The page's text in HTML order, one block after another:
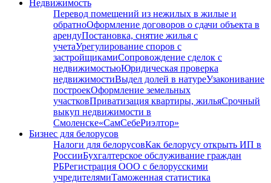
Недвижимость
Перевод помещений из нежилых в жилые и
обратноОформление договоров о сдачи объекта в
арендуПостановка, снятие жилья с
учетаУрегулирование споров с
застройщикамиСопровождение сделок с
недвижимостьюЮридическая проверка
недвижимостиВыдел долей в натуреУзаконивание
построекОформление земельных
участковПриватизация квартиры, жильяСрочный
выкуп недвижимости в
Cмоленске«СамСебеРиэлтор»
Бизнес для белорусов
Налоги для белорусовКак белорусу открыть ИП в
РоссииБухгалтерское обслуживание граждан
РБРегистрация ООО с белорусскими
учредителямиТаможенная статистика